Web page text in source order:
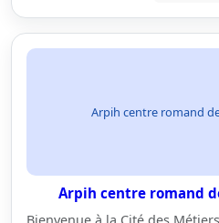
Arpih centre romand
Arpih centre romand